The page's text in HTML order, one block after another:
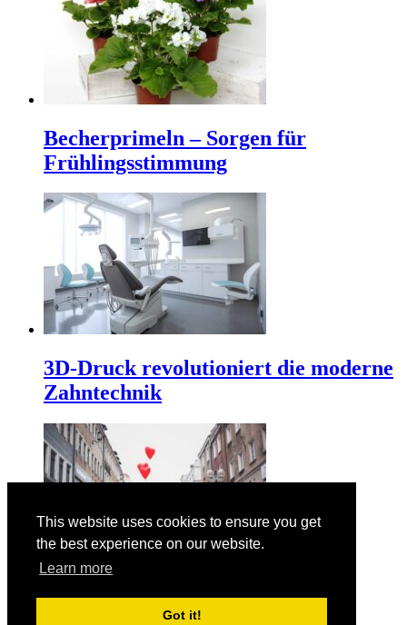
This website uses cookies to ensure you get
the best experience on our website.
Learn more
Got it!
Becherprimeln – Sorgen für
Frühlingsstimmung
3D-Druck revolutioniert die moderne
Zahntechnik
Der Valentinstag am 14. Februar